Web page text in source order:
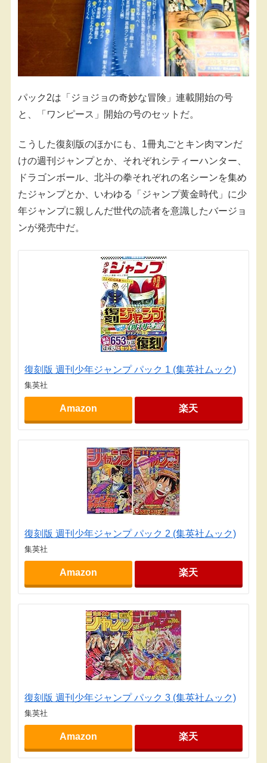
パック2は「ジョジョの奇妙な冒険」連載開始の号
と、「ワンピース」開始の号のセットだ。
こうした復刻版のほかにも、1冊丸ごとキン肉マンだ
けの週刊ジャンプとか、それぞれシティーハンター、
ドラゴンボール、北斗の拳それぞれの名シーンを集め
たジャンプとか、いわゆる「ジャンプ黄金時代」に少
年ジャンプに親しんだ世代の読者を意識したバージョ
ンが発売中だ。
復刻版 週刊少年ジャンプ パック 1 (集英社ムック)
集英社
Amazon 楽天
復刻版 週刊少年ジャンプ パック 2 (集英社ムック)
集英社
Amazon 楽天
復刻版 週刊少年ジャンプ パック 3 (集英社ムック)
集英社
Amazon 楽天